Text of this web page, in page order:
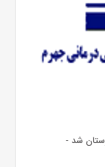
شد -